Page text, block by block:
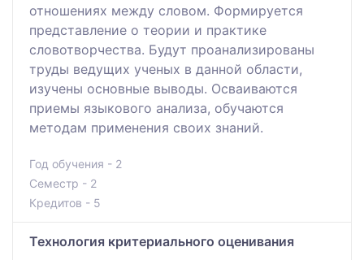
отношениях между словом. Формируется
представление о теории и практике
словотворчества. Будут проанализированы
труды ведущих ученых в данной области,
изучены основные выводы. Осваиваются
приемы языкового анализа, обучаются
методам применения своих знаний.
Год обучения - 2
Семестр - 2
Кредитов - 5
Технология критериального оценивания